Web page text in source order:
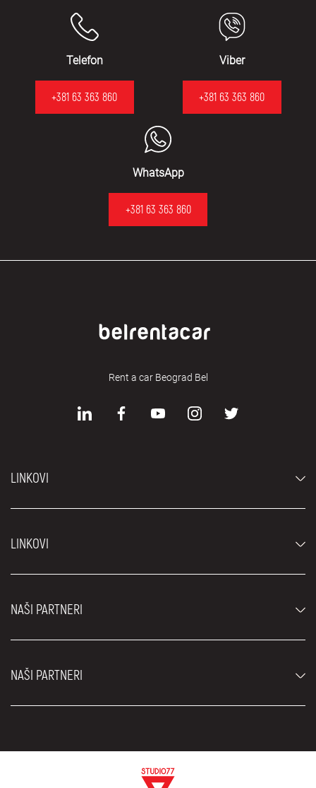
Telefon
+381 63 363 860
Viber
+381 63 363 860
WhatsApp
+381 63 363 860
Rent a car Beograd Bel
LINKOVI
Luksuzni automobili
Cene
LINKOVI
Blog
O nama
NAŠI PARTNERI
Rent a car Beograd Royal
NAŠI PARTNERI
EDePro